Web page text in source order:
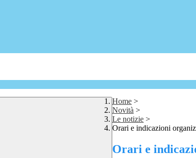
Home >
Novità >
Le notizie >
Orari e indicazioni
Orari e